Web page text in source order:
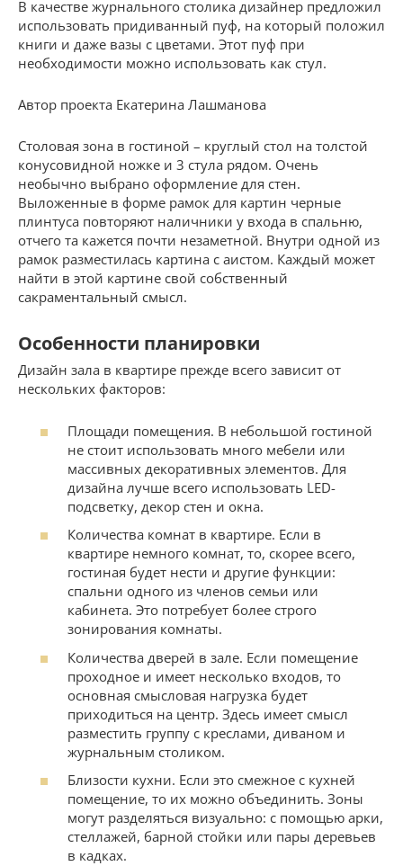
В качестве журнального столика дизайнер предложил
использовать придиванный пуф, на который положил
книги и даже вазы с цветами. Этот пуф при
необходимости можно использовать как стул.
Автор проекта Екатерина Лашманова
Столовая зона в гостиной – круглый стол на толстой
конусовидной ножке и 3 стула рядом. Очень
необычно выбрано оформление для стен.
Выложенные в форме рамок для картин черные
плинтуса повторяют наличники у входа в спальню,
отчего та кажется почти незаметной. Внутри одной из
рамок разместилась картина с аистом. Каждый может
найти в этой картине свой собственный
сакраментальный смысл.
Особенности планировки
Дизайн зала в квартире прежде всего зависит от
нескольких факторов:
Площади помещения. В небольшой гостиной
не стоит использовать много мебели или
массивных декоративных элементов. Для
дизайна лучше всего использовать LED-
подсветку, декор стен и окна.
Количества комнат в квартире. Если в
квартире немного комнат, то, скорее всего,
гостиная будет нести и другие функции:
спальни одного из членов семьи или
кабинета. Это потребует более строго
зонирования комнаты.
Количества дверей в зале. Если помещение
проходное и имеет несколько входов, то
основная смысловая нагрузка будет
приходиться на центр. Здесь имеет смысл
разместить группу с креслами, диваном и
журнальным столиком.
Близости кухни. Если это смежное с кухней
помещение, то их можно объединить. Зоны
могут разделяться визуально: с помощью арки,
стеллажей, барной стойки или пары деревьев
в кадках.